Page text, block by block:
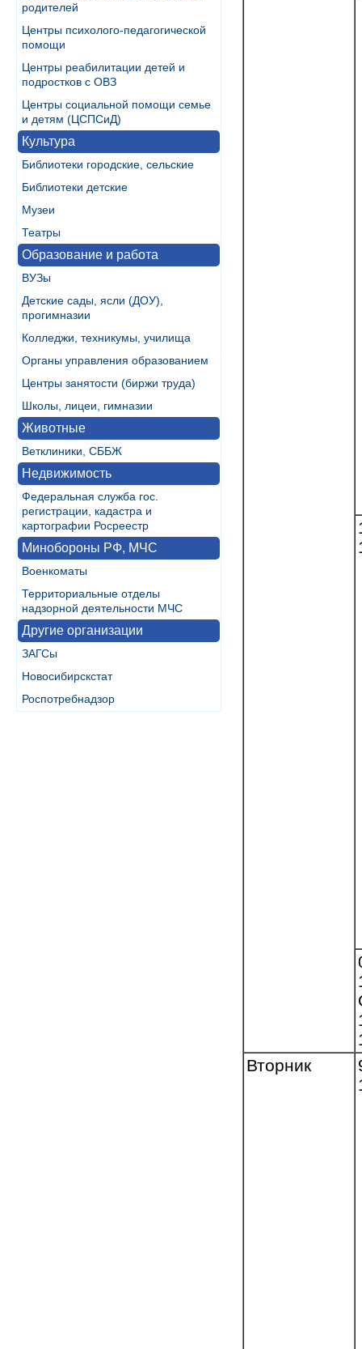
родителей
Центры психолого-педагогической
помощи
Центры реабилитации детей и
подростков с ОВЗ
Центры социальной помощи семье
и детям (ЦСПСиД)
Культура
Библиотеки городские, сельские
Библиотеки детские
Музеи
Театры
Образование и работа
ВУЗы
Детские сады, ясли (ДОУ),
прогимназии
Колледжи, техникумы, училища
Органы управления образованием
Центры занятости (биржи труда)
Школы, лицеи, гимназии
Животные
Ветклиники, СББЖ
Недвижимость
Федеральная служба гос.
регистрации, кадастра и
картографии Росреестр
Минобороны РФ, МЧС
Военкоматы
Территориальные отделы
надзорной деятельности МЧС
Другие организации
ЗАГСы
Новосибирскстат
Роспотребнадзор
Вторник